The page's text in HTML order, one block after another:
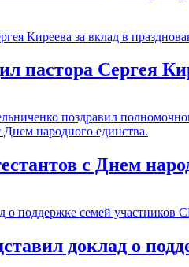
пастора Сергея
с Днем
доклад о